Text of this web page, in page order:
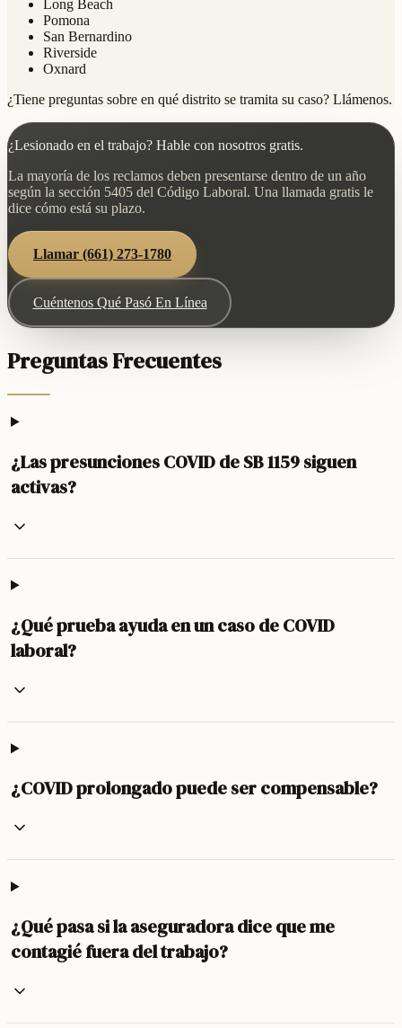
Long Beach
Pomona
San Bernardino
Riverside
Oxnard
¿Tiene preguntas sobre en qué distrito se tramita su caso? Llámenos.
¿Lesionado en el trabajo? Hable con nosotros gratis.
La mayoría de los reclamos deben presentarse dentro de un año
según la sección 5405 del Código Laboral. Una llamada gratis le
dice cómo está su plazo.
Llamar (661) 273-1780
Cuéntenos Qué Pasó En Línea
Preguntas Frecuentes
¿Las presunciones COVID de SB 1159 siguen
activas?
¿Qué prueba ayuda en un caso de COVID
laboral?
¿COVID prolongado puede ser compensable?
¿Qué pasa si la aseguradora dice que me
contagié fuera del trabajo?